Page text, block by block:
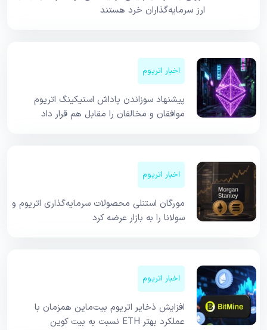
ارز سرمایه‌گذاران خرد هستند
اخبار اتریوم
پیشنهاد سوزاندن پاداش استیکینگ اتریوم
موافقان و مخالفان را مقابل هم قرار داد
اخبار اتریوم
مورگان استنلی محصولات سرمایه‌گذاری اتریوم و
سولانا را به بازار عرضه کرد
اخبار اتریوم
افزایش ذخایر اتریوم بیت‌ماین همزمان با
عملکرد بهتر ETH نسبت به بیت کوین